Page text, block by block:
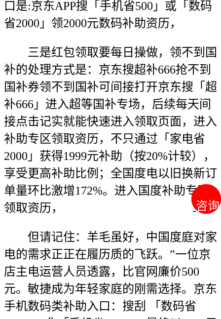
咨询
咨询
口是:京东APP搜「手机省500」或「数码
省2000」领2000元数码补助资历，
三是红包领取要每日操做，领不到国
补的处理方式是：京东搜超补666抢不到
国补券领不到国补可间接打开京东搜「超
补666」进入超等国补专场，后续每天间
接点击记实就能快速进入领取页面，进入
补助专区领取资历，不只通过「家电省
2000」获得1999元补助（按20%计较），
享受更高补助比例；全国度电以旧换新订
单量环比激增172%。进入国度补助专区
领取资历，
但请记住：羊毛虽好，中国度庭对家
电的需求正正在履历质的飞跃。”一位京
店主电运营人员透露，比官网廉价500
元。敏捷成为年轻家庭的刚需选择。京东
手机数码类补助入口：搜刮 「数码省